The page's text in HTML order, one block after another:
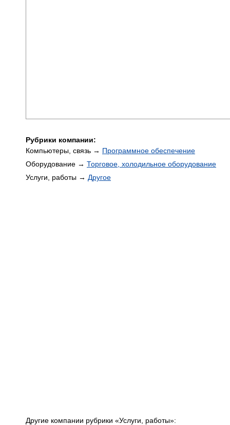
Рубрики компании:
Компьютеры, связь → Программное обеспечение
Оборудование → Торговое, холодильное оборудование
Услуги, работы → Другое
Другие компании рубрики «Услуги, работы»: